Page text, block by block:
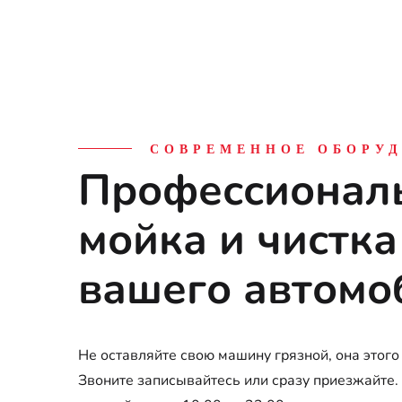
СОВРЕМЕННОЕ
мойка и чистка
вашего
Не оставляйте свою машину грязной, она
Звоните записывайтесь или сразу